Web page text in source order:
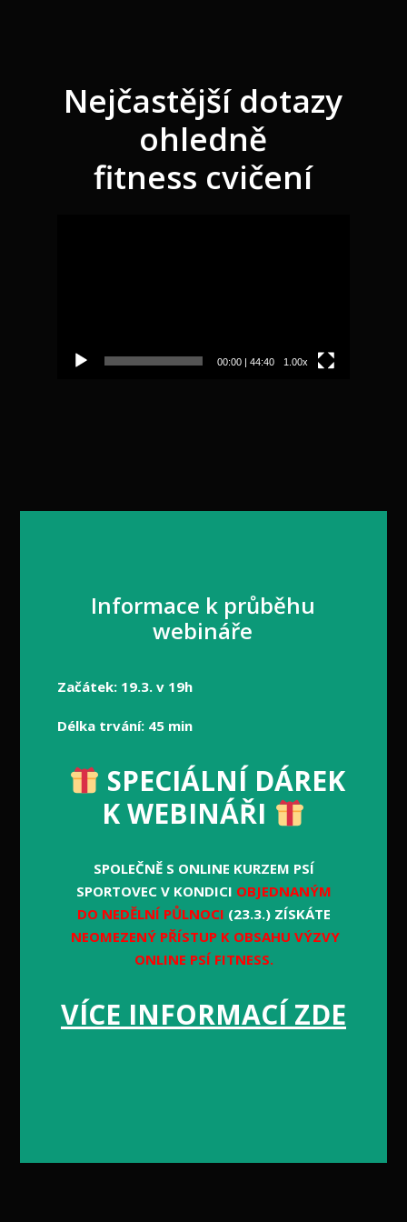
Nejčastější dotazy
ohledně
fitness cvičení
00:00 |44:40 1.00x
Informace k průběhu
webináře
Začátek: 19.3. v 19h
Délka trvání: 45 min
SPECIÁLNÍ DÁREK
K WEBINÁŘI
SPOLEČNĚ S ONLINE KURZEM PSÍ
SPORTOVEC V KONDICI OBJEDNANÝM
DO NEDĚLNÍ PŮLNOCI (23.3.) ZÍSKÁTE
NEOMEZENÝ PŘÍSTUP K OBSAHU VÝZVY
ONLINE PSÍ FITNESS.
VÍCE INFORMACÍ ZDE